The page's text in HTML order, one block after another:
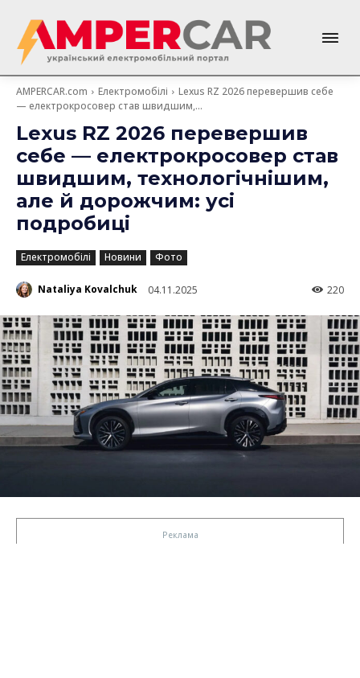
AMPERCAR.com Електромобілі
Lexus RZ 2026 перевершив себе
— електрокросовер став швидшим,...
Lexus RZ 2026 перевершив
себе — електрокросовер став
швидшим, технологічнішим,
але й дорожчим: усі
подробиці
Електромобілі Новини Фото
Nataliya Kovalchuk 04.11.2025 220